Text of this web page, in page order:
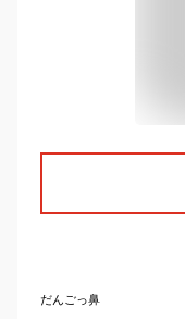
だんごっ鼻